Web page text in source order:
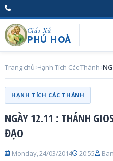
Giáo Xứ
PHÚ HOÀ
Trang chủ Hạnh Tích Các Thánh
HẠNH TÍCH CÁC THÁNH
NGÀY 12.11 : THÁNH
ĐẠO
Monday, 24/03/2014 20:55